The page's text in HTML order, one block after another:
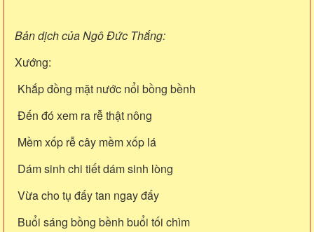
Bản dịch của Ngô Đức Thắng:
Xướng:
Khắp đồng mặt nước nổi bồng bềnh
Đến đó xem ra rễ thật nông
Mềm xốp rễ cây mềm xốp lá
Dám sinh chi tiết dám sinh lòng
Vừa cho tụ đấy tan ngay đấy
Buổi sáng bồng bềnh buổi tối chìm